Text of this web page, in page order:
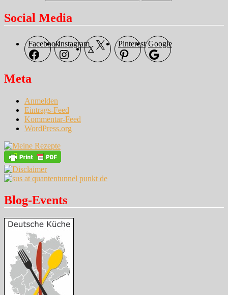
Social Media
FacebookInstagram
X
Pinterest Google
Meta
Anmelden
Eintrags-Feed
Kommentar-Feed
WordPress.org
Blog-Events